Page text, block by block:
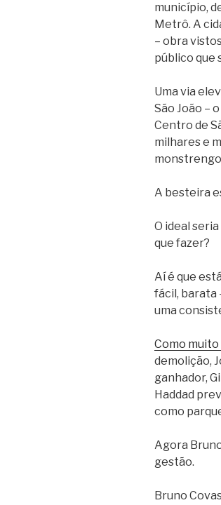
município,
Metrô. A
– obra
público que
Uma via
São João –
Centro de
milhares e
A besteira
O ideal
que fazer?
Aí é que
fácil, barata
uma
Como muito
demolição,
ganhador,
Haddad
como
Agora
gestão.
Bruno